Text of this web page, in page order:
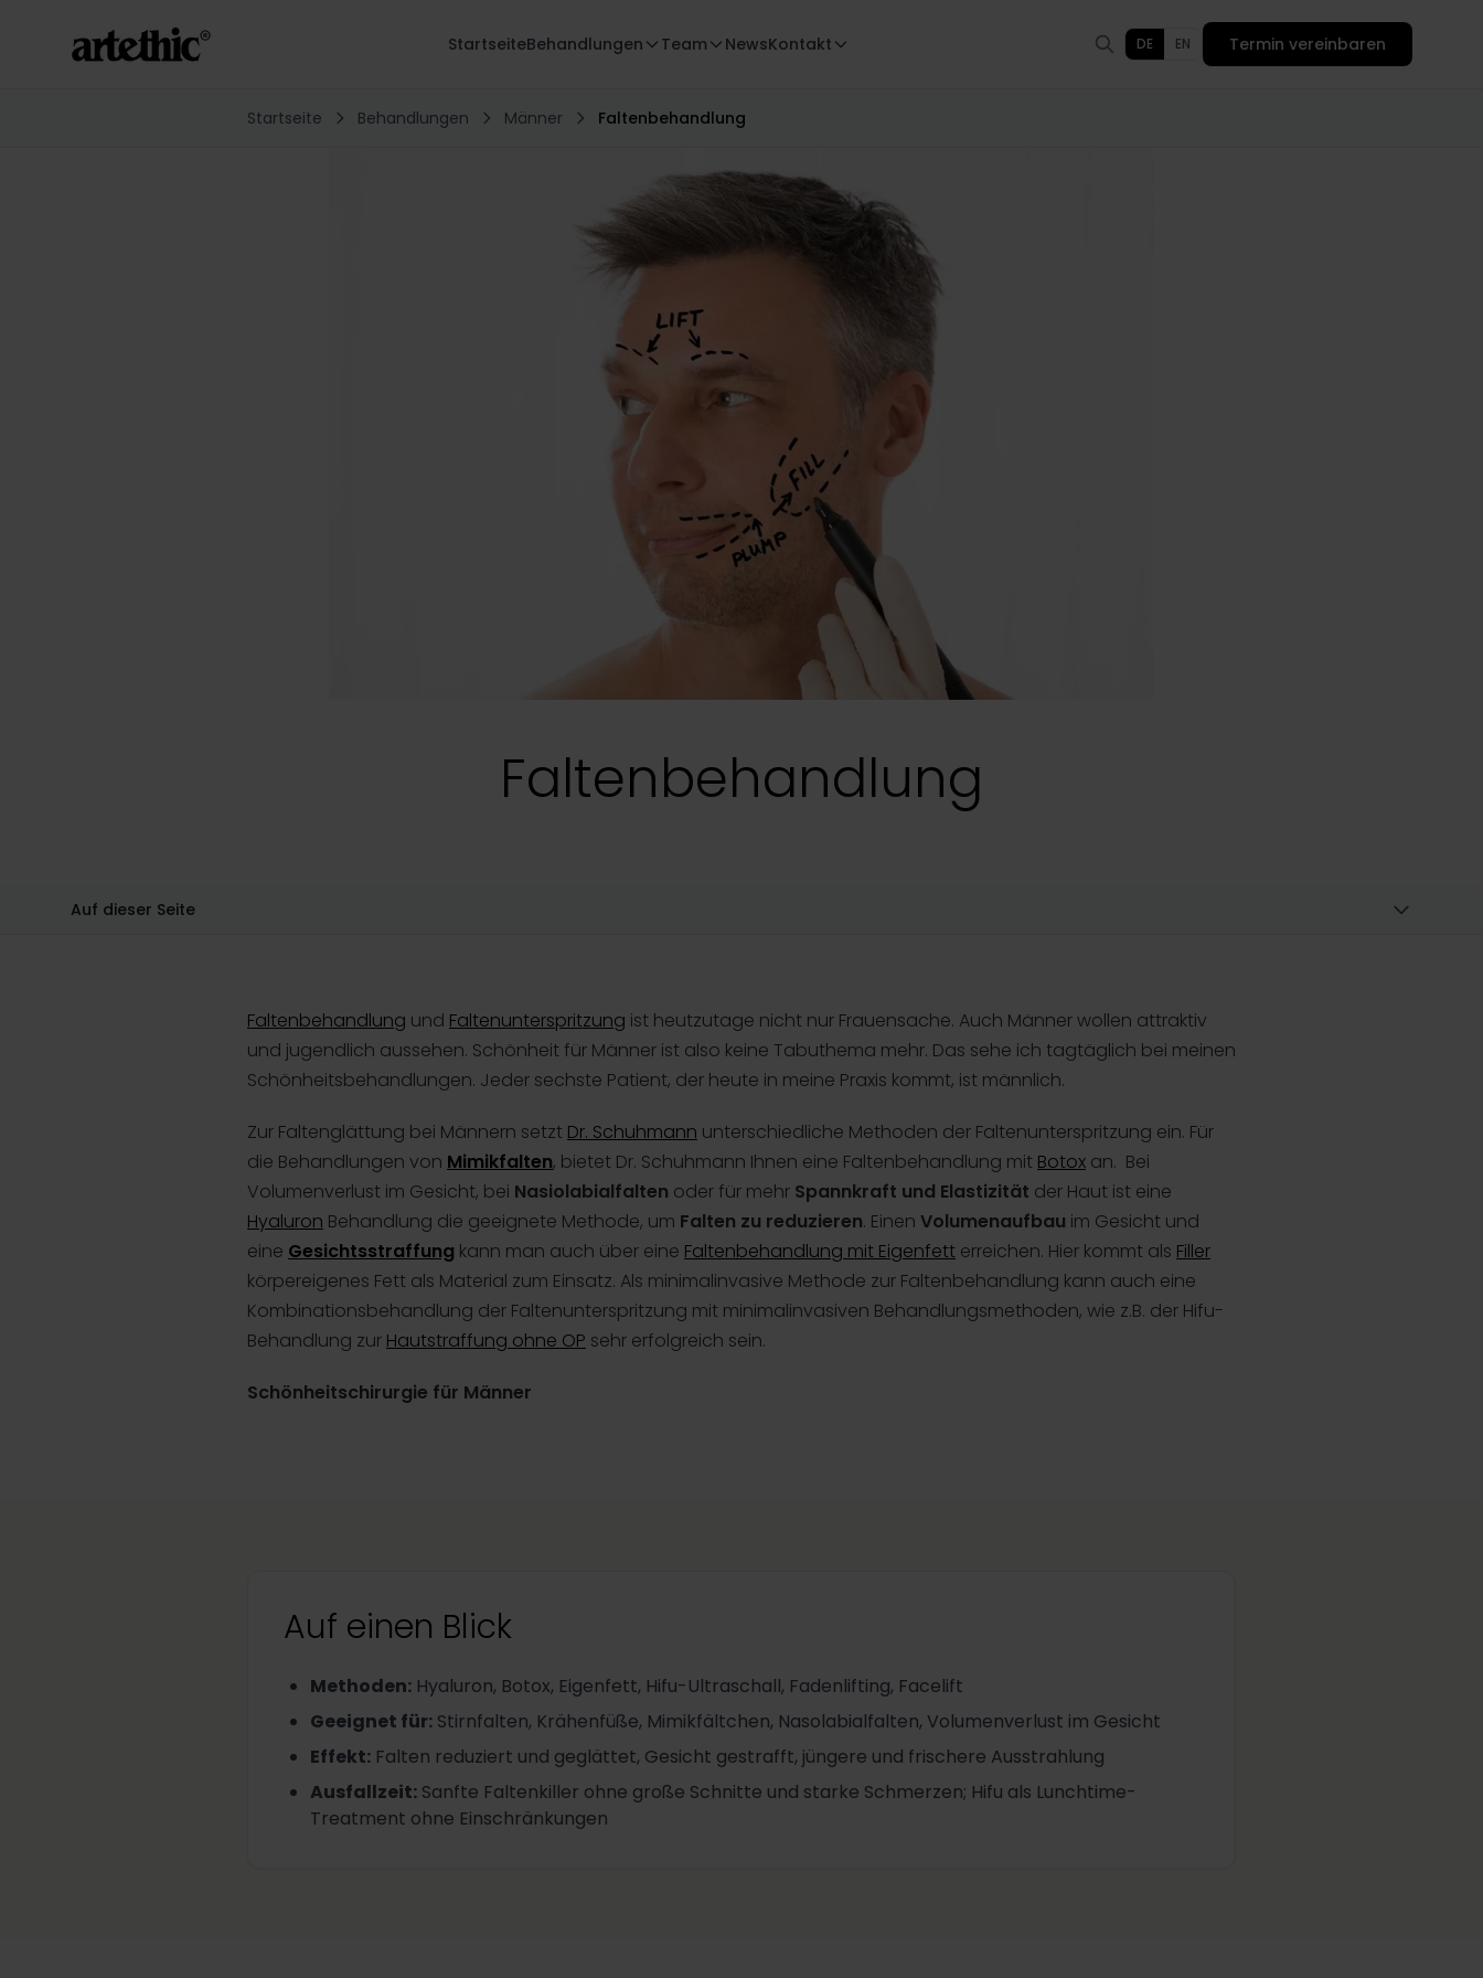
StartseiteBehandlungen Team NewsKontakt DE EN Termin vereinbaren
Startseite Behandlungen Männer Faltenbehandlung
Faltenbehandlung
Auf dieser Seite
Faltenbehandlung und Faltenunterspritzung ist heutzutage nicht nur Frauensache. Auch Männer wollen attraktiv
und jugendlich aussehen. Schönheit für Männer ist also keine Tabuthema mehr. Das sehe ich tagtäglich bei meinen
Schönheitsbehandlungen. Jeder sechste Patient, der heute in meine Praxis kommt, ist männlich.
Zur Faltenglättung bei Männern setzt Dr. Schuhmann unterschiedliche Methoden der Faltenunterspritzung ein. Für
die Behandlungen von Mimikfalten, bietet Dr. Schuhmann Ihnen eine Faltenbehandlung mit Botox an. Bei
Volumenverlust im Gesicht, bei Nasiolabialfalten oder für mehr Spannkraft und Elastizität der Haut ist eine
Hyaluron Behandlung die geeignete Methode, um Falten zu reduzieren. Einen Volumenaufbau im Gesicht und
eine Gesichtsstraffung kann man auch über eine Faltenbehandlung mit Eigenfett erreichen. Hier kommt als Filler
körpereigenes Fett als Material zum Einsatz. Als minimalinvasive Methode zur Faltenbehandlung kann auch eine
Kombinationsbehandlung der Faltenunterspritzung mit minimalinvasiven Behandlungsmethoden, wie z.B. der Hifu-
Behandlung zur Hautstraffung ohne OP sehr erfolgreich sein.
Schönheitschirurgie für Männer
Auf einen Blick
Methoden: Hyaluron, Botox, Eigenfett, Hifu-Ultraschall, Fadenlifting, Facelift
Geeignet für: Stirnfalten, Krähenfüße, Mimikfältchen, Nasolabialfalten, Volumenverlust im Gesicht
Effekt: Falten reduziert und geglättet, Gesicht gestrafft, jüngere und frischere Ausstrahlung
Ausfallzeit: Sanfte Faltenkiller ohne große Schnitte und starke Schmerzen; Hifu als Lunchtime-
Treatment ohne Einschränkungen